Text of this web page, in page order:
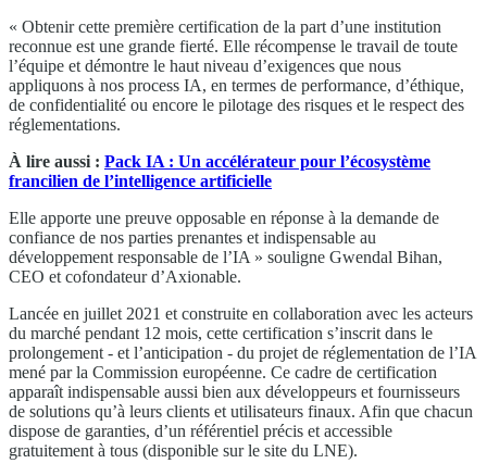
« Obtenir cette première certification de la part d’une institution
reconnue est une grande fierté. Elle récompense le travail de toute
l’équipe et démontre le haut niveau d’exigences que nous
appliquons à nos process IA, en termes de performance, d’éthique,
de confidentialité ou encore le pilotage des risques et le respect des
réglementations.
À lire aussi : Pack IA : Un accélérateur pour l’écosystème
francilien de l’intelligence artificielle
Elle apporte une preuve opposable en réponse à la demande de
confiance de nos parties prenantes et indispensable au
développement responsable de l’IA » souligne Gwendal Bihan,
CEO et cofondateur d’Axionable.
Lancée en juillet 2021 et construite en collaboration avec les acteurs
du marché pendant 12 mois, cette certification s’inscrit dans le
prolongement - et l’anticipation - du projet de réglementation de l’IA
mené par la Commission européenne. Ce cadre de certification
apparaît indispensable aussi bien aux développeurs et fournisseurs
de solutions qu’à leurs clients et utilisateurs finaux. Afin que chacun
dispose de garanties, d’un référentiel précis et accessible
gratuitement à tous (disponible sur le site du LNE).